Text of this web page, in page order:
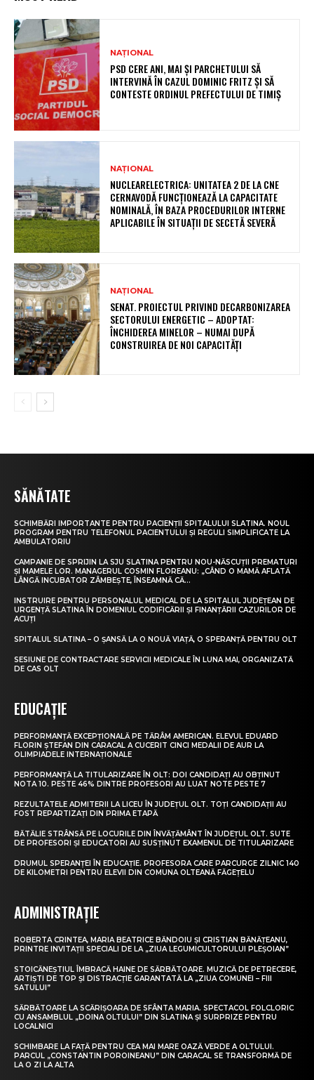
NAȚIONAL
PSD CERE ANI, MAI ȘI PARCHETULUI SĂ
INTERVINĂ ÎN CAZUL DOMINIC FRITZ ȘI SĂ
CONTESTE ORDINUL PREFECTULUI DE TIMIȘ
NAȚIONAL
NUCLEARELECTRICA: UNITATEA 2 DE LA CNE
CERNAVODĂ FUNCȚIONEAZĂ LA CAPACITATE
NOMINALĂ, ÎN BAZA PROCEDURILOR INTERNE
APLICABILE ÎN SITUAȚII DE SECETĂ SEVERĂ
NAȚIONAL
SENAT. PROIECTUL PRIVIND DECARBONIZAREA
SECTORULUI ENERGETIC – ADOPTAT:
ÎNCHIDEREA MINELOR – NUMAI DUPĂ
CONSTRUIREA DE NOI CAPACITĂȚI
SĂNĂTATE
SCHIMBĂRI IMPORTANTE PENTRU PACIENȚII SPITALULUI SLATINA. NOUL
PROGRAM PENTRU TELEFONUL PACIENTULUI ȘI REGULI SIMPLIFICATE LA
AMBULATORIU
CAMPANIE DE SPRIJIN LA SJU SLATINA PENTRU NOU-NĂSCUȚII PREMATURI
ȘI MAMELE LOR. MANAGERUL COSMIN FLOREANU: „CÂND O MAMĂ AFLATĂ
LÂNGĂ INCUBATOR ZÂMBEȘTE, ÎNSEAMNĂ CĂ...
INSTRUIRE PENTRU PERSONALUL MEDICAL DE LA SPITALUL JUDEȚEAN DE
URGENȚĂ SLATINA ÎN DOMENIUL CODIFICĂRII ȘI FINANȚĂRII CAZURILOR DE
ACUȚI
SPITALUL SLATINA – O ȘANSĂ LA O NOUĂ VIAȚĂ, O SPERANȚĂ PENTRU OLT
SESIUNE DE CONTRACTARE SERVICII MEDICALE ÎN LUNA MAI, ORGANIZATĂ
DE CAS OLT
EDUCAȚIE
PERFORMANȚĂ EXCEPȚIONALĂ PE TĂRÂM AMERICAN. ELEVUL EDUARD
FLORIN ȘTEFAN DIN CARACAL A CUCERIT CINCI MEDALII DE AUR LA
OLIMPIADELE INTERNAȚIONALE
PERFORMANȚĂ LA TITULARIZARE ÎN OLT: DOI CANDIDAȚI AU OBȚINUT
NOTA 10. PESTE 46% DINTRE PROFESORI AU LUAT NOTE PESTE 7
REZULTATELE ADMITERII LA LICEU ÎN JUDEȚUL OLT. TOȚI CANDIDAȚII AU
FOST REPARTIZAȚI DIN PRIMA ETAPĂ
BĂTĂLIE STRÂNSĂ PE LOCURILE DIN ÎNVĂȚĂMÂNT ÎN JUDEȚUL OLT. SUTE
DE PROFESORI ȘI EDUCATORI AU SUSȚINUT EXAMENUL DE TITULARIZARE
DRUMUL SPERANȚEI ÎN EDUCAȚIE. PROFESORA CARE PARCURGE ZILNIC 140
DE KILOMETRI PENTRU ELEVII DIN COMUNA OLTEANĂ FĂGEȚELU
ADMINISTRAȚIE
ROBERTA CRINTEA, MARIA BEATRICE BĂNDOIU ȘI CRISTIAN BĂNĂȚEANU,
PRINTRE INVITAȚII SPECIALI DE LA „ZIUA LEGUMICULTORULUI PLEȘOIAN”
STOICĂNEȘTIUL ÎMBRACĂ HAINE DE SĂRBĂTOARE. MUZICĂ DE PETRECERE,
ARTIȘTI DE TOP ȘI DISTRACȚIE GARANTATĂ LA „ZIUA COMUNEI – FIII
SATULUI”
SĂRBĂTOARE LA SCĂRIȘOARA DE SFÂNTA MARIA. SPECTACOL FOLCLORIC
CU ANSAMBLUL „DOINA OLTULUI” DIN SLATINA ȘI SURPRIZE PENTRU
LOCALNICI
SCHIMBARE LA FAȚĂ PENTRU CEA MAI MARE OAZĂ VERDE A OLTULUI.
PARCUL „CONSTANTIN POROINEANU” DIN CARACAL SE TRANSFORMĂ DE
LA O ZI LA ALTA